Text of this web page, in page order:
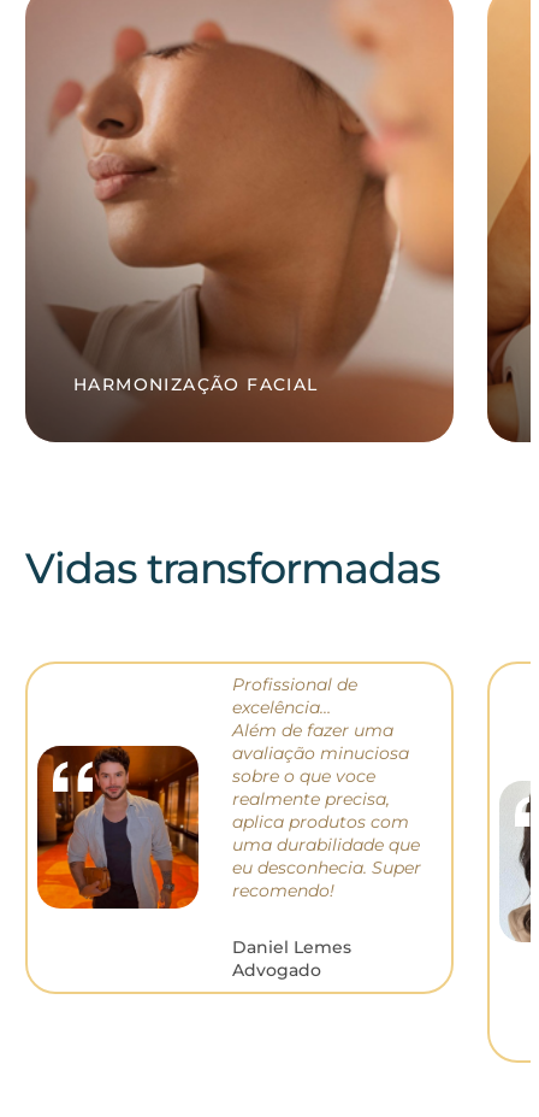
HARMONIZAÇÃO FACIAL
Vidas transformadas
Profissional de
excelência…
Além de fazer uma
avaliação minuciosa
sobre o que voce
realmente precisa,
aplica produtos com
uma durabilidade que
eu desconhecia. Super
recomendo!
Daniel Lemes
Advogado